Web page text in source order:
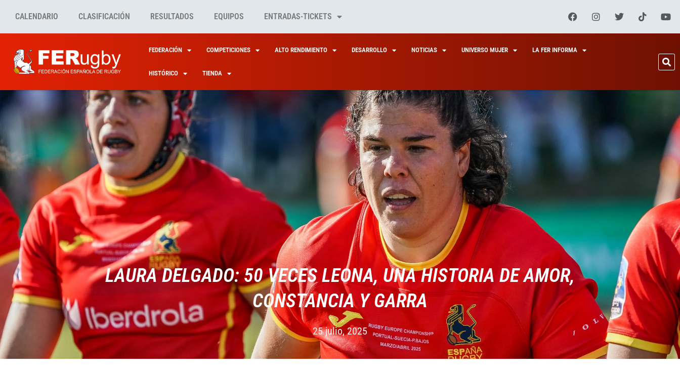
CALENDARIO CLASIFICACIÓN RESULTADOS EQUIPOS ENTRADAS-TICKETS
FEDERACIÓN COMPETICIONES ALTO RENDIMIENTO DESARROLLO NOTICIAS UNIVERSO MUJER LA FER INFORMA
HISTÓRICO TIENDA
LAURA DELGADO: 50 VECES LEONA, UNA HISTORIA DE AMOR,
CONSTANCIA Y GARRA
25 julio, 2025